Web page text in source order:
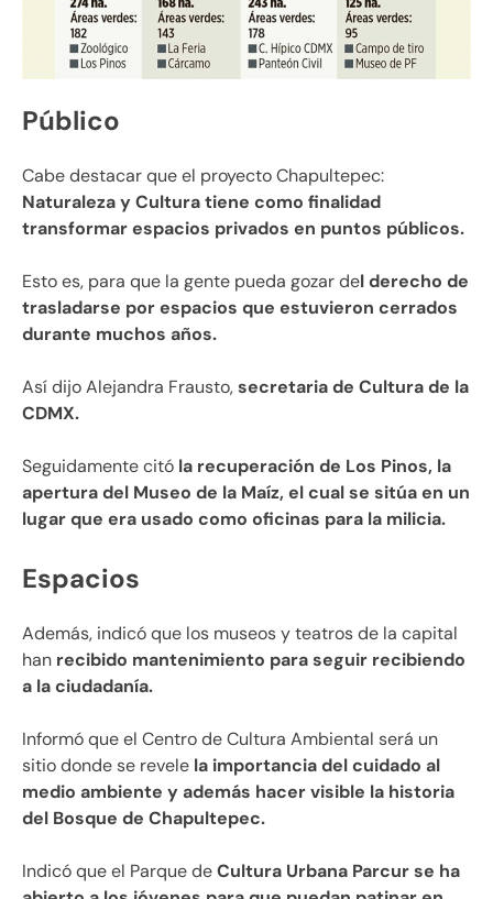
Público
Cabe destacar que el proyecto Chapultepec:
Naturaleza y Cultura tiene como finalidad
transformar espacios privados en puntos públicos.
Esto es, para que la gente pueda gozar del derecho de
trasladarse por espacios que estuvieron cerrados
durante muchos años.
Así dijo Alejandra Frausto,secretaria de Cultura de la
CDMX.
Seguidamente citó la recuperación de Los Pinos, la
apertura del Museo de la Maíz, el cual se sitúa en un
lugar que era usado como oficinas para la milicia.
Espacios
Además, indicó que los museos y teatros de la capital
han recibido mantenimiento para seguir recibiendo
a la ciudadanía.
Informó que el Centro de Cultura Ambiental será un
sitio donde se revele la importancia del cuidado al
medio ambiente y además hacer visible la historia
del Bosque de Chapultepec.
Indicó que el Parque deCultura Urbana Parcur se ha